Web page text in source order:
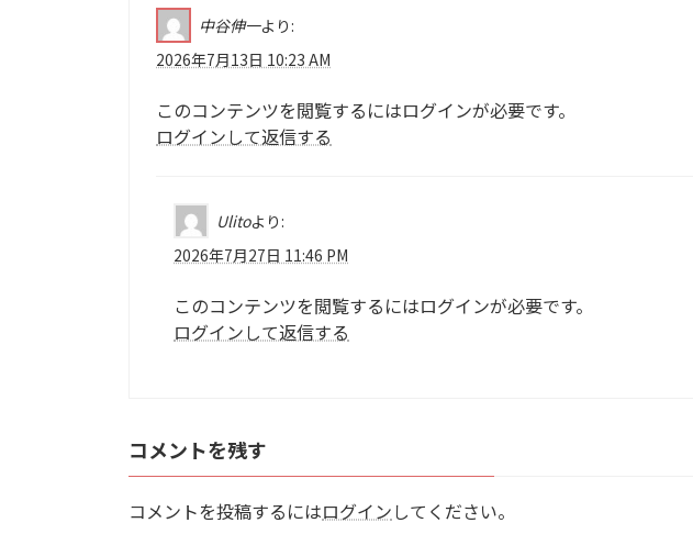
中谷伸一より:
2026年7月13日 10:23 AM
このコンテンツを閲覧するにはログインが必要です。
ログインして返信する
Ulitoより:
2026年7月27日 11:46 PM
このコンテンツを閲覧するにはログインが必要です。
ログインして返信する
コメントを残す
コメントを投稿するにはログインしてください。